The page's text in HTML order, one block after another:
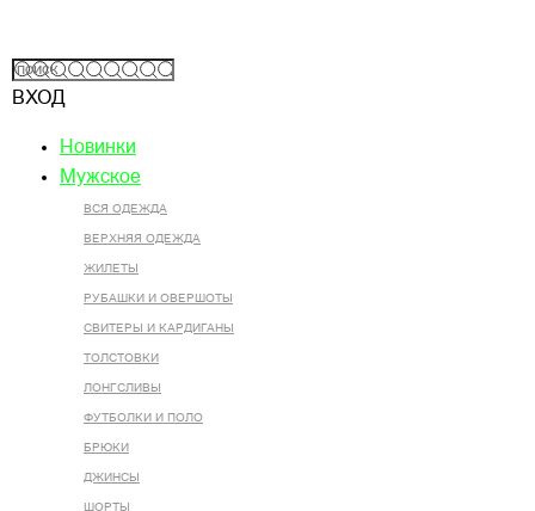
ВХОД
Новинки
Мужское
ВСЯ ОДЕЖДА
ВЕРХНЯЯ ОДЕЖДА
ЖИЛЕТЫ
РУБАШКИ И ОВЕРШОТЫ
СВИТЕРЫ И КАРДИГАНЫ
ТОЛСТОВКИ
ЛОНГСЛИВЫ
ФУТБОЛКИ И ПОЛО
БРЮКИ
ДЖИНСЫ
ШОРТЫ